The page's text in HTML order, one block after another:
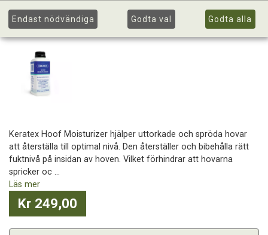
Keratex Hoof Moisturizer hjälper uttorkade och spröda hovar
att återställa till optimal nivå. Den återställer och bibehålla rätt
fuktnivå på insidan av hoven. Vilket förhindrar att hovarna
spricker oc ...
Läs mer
Kr 249,00
Endast nödvändiga Godta val Godta alla